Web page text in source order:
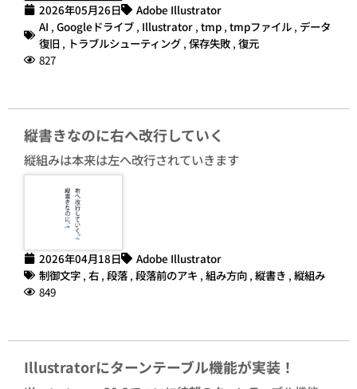
2026年05月26日
Adobe Illustrator
AI , Googleドライブ , Illustrator , tmp , tmpファイル , データ
復旧 , トラブルシューティング , 保存失敗 , 復元
827
縦書きなのに右へ改行していく
縦組みは本来は左へ改行されていきます
2026年04月18日
Adobe Illustrator
制御文字 , 右 , 段落 , 段落前のアキ , 組み方向 , 縦書き , 縦組み
849
Illustratorにターンテーブル機能が実装！